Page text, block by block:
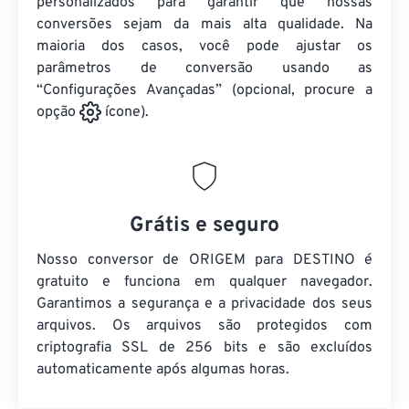
conversões sejam da mais alta qualidade. Na
maioria dos casos, você pode ajustar os
parâmetros de conversão usando as
“Configurações Avançadas” (opcional, procure a
opção
ícone).
Grátis e seguro
Nosso conversor de ORIGEM para DESTINO é
gratuito e funciona em qualquer navegador.
Garantimos a segurança e a privacidade dos seus
arquivos. Os arquivos são protegidos com
criptografia SSL de 256 bits e são excluídos
automaticamente após algumas horas.